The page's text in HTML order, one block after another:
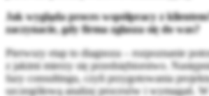
Jak wygląda proces współpracy z
zaczynacie, gdy firma zgłasza się do was?
Pierwszy etap to diagnoza – rozpoznanie
z jakimi mierzy się przedsiębiorstwo.
fazy consultingu, czyli przygotowania
szczegółową analizę procesów i wymagań.